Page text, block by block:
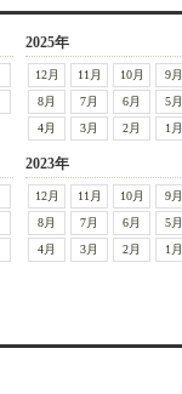
2025年
12月 11月 10月
9月
8月
7月 6月
5月
4月
3月 2月 1月
2023年
12月 11月 10月
9月
8月
7月 6月
5月
4月
3月 2月 1月